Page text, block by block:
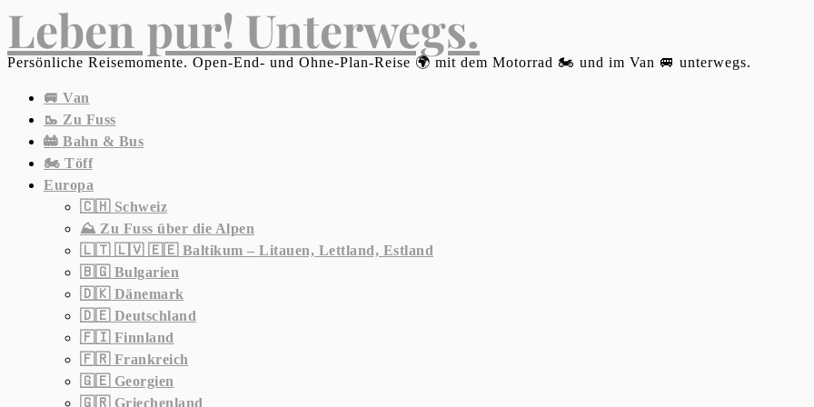
Leben pur! Unterwegs.
Persönliche Reisemomente. Open-End- und Ohne-Plan-Reise 🌍 mit dem Motorrad 🏍 und im Van 🚐 unterwegs.
🚐 Van
🥾 Zu Fuss
🚋 Bahn & Bus
🏍 Töff
Europa
🇨🇭 Schweiz
⛰ Zu Fuss über die Alpen
🇱🇹 🇱🇻 🇪🇪 Baltikum – Litauen, Lettland, Estland
🇧🇬 Bulgarien
🇩🇰 Dänemark
🇩🇪 Deutschland
🇫🇮 Finnland
🇫🇷 Frankreich
🇬🇪 Georgien
🇬🇷 Griechenland